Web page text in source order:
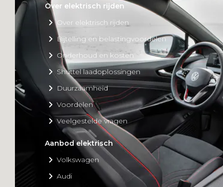
Over elektrisch rijden
Over elektrisch rijden
Bijtelling en belastingvoordelen
Onderhoud en kosten
Shuttel laadoplossingen
Duurzaamheid
Voordelen
Veelgestelde vragen
Aanbod elektrisch
Volkswagen
Audi